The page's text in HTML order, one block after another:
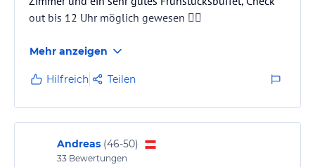
out bis 12 Uhr möglich gewesen 👍🏻
Mehr anzeigen
Hilfreich Teilen
Andreas (46-50)
33 Bewertungen